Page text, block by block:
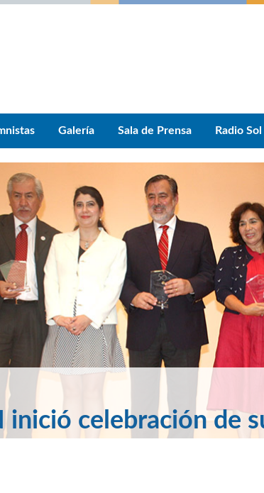
Galería Sala de Prensa Radio Sol
inició celebración de